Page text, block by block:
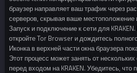
браузер направляет ваш трафик через
серверов, скрывая ваше местоположение
Запуск и подключение к сети для
откройте Tor Browser и дождитесь
Иконка в верхней части окна браузера
Этот процесс может занять от
перед входом на KRAKEN. Убедитесь,